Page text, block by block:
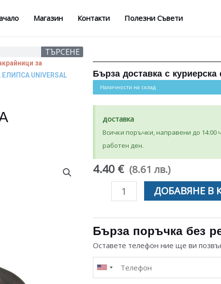
Магазин Контакти Полезни Съвети
ТЪРСЕНЕ
за
UNIVERSAL Бърза доставка с
Наличности на склад
доставка
Всички поръчки, направени до
работен ден.
4.40 € (8.61 лв.)
количество
Ф32
ПРАХОСМУКАЧКА
ЕЛИПСА
UNIVERSAL
ДОБАВЯНЕ В
Бърза поръчка без
Оставете телефон ние ще ви